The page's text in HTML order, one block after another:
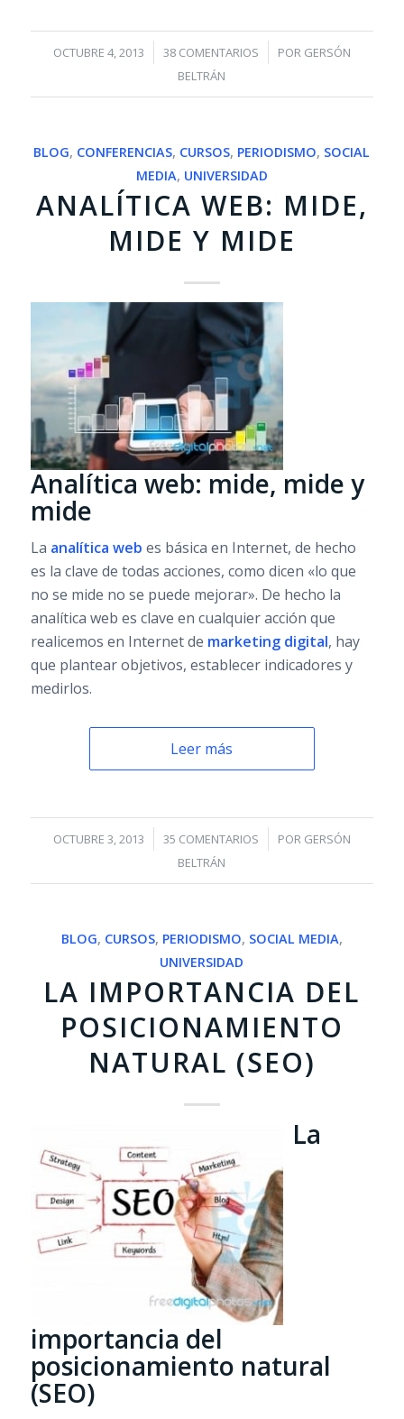
OCTUBRE 4, 2013
/ 38 COMENTARIOS
/ POR GERSÓN
BELTRÁN
BLOG, CONFERENCIAS, CURSOS, PERIODISMO, SOCIAL
MEDIA, UNIVERSIDAD
ANALÍTICA WEB: MIDE,
MIDE Y MIDE
Analítica web: mide, mide y
mide
La analítica web es básica en Internet, de hecho
es la clave de todas acciones, como dicen «lo que
no se mide no se puede mejorar». De hecho la
analítica web es clave en cualquier acción que
realicemos en Internet de marketing digital, hay
que plantear objetivos, establecer indicadores y
medirlos.
Leer más
OCTUBRE 3, 2013
/ 35 COMENTARIOS
/ POR GERSÓN
BELTRÁN
BLOG, CURSOS, PERIODISMO, SOCIAL MEDIA,
UNIVERSIDAD
LA IMPORTANCIA DEL
POSICIONAMIENTO
NATURAL (SEO)
La
importancia del
posicionamiento natural
(SEO)